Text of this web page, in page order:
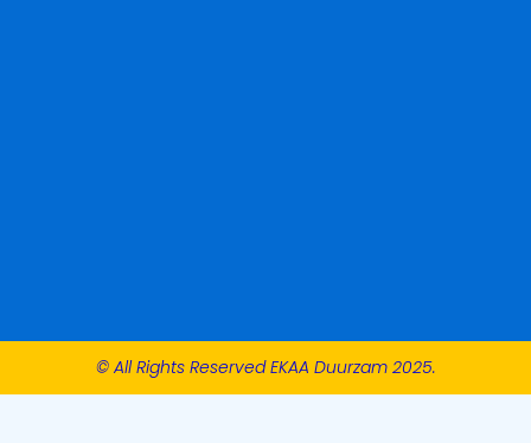
© All Rights Reserved EKAA Duurzam 2025.